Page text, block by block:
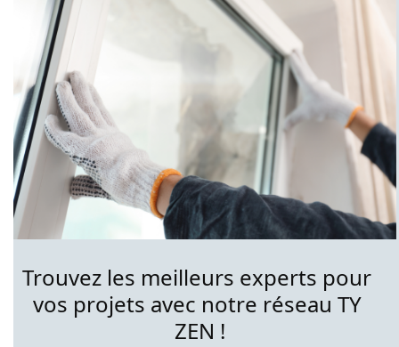
Trouvez les meilleurs experts pour
vos projets avec notre réseau TY
ZEN !